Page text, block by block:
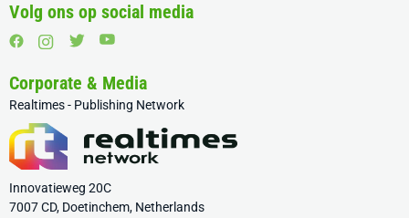
Volg ons op social media
Corporate & Media
Realtimes - Publishing Network
Innovatieweg 20C
7007 CD, Doetinchem, Netherlands